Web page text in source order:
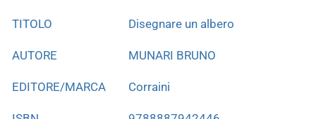
TITOLO Disegnare un albero
AUTORE MUNARI BRUNO
EDITORE/MARCA Corraini